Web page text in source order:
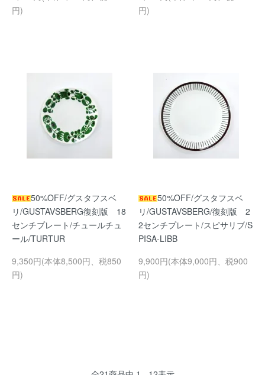
円)
円)
50%OFF/グスタフスベ
リ/GUSTAVSBERG復刻版 18
センチプレート/チュールチュ
ール/TURTUR
9,350円(本体8,500円、税850
円)
50%OFF/グスタフスベ
リ/GUSTAVSBERG/復刻版 2
2センチプレート/スピサリブ/S
PISA-LIBB
9,900円(本体9,000円、税900
円)